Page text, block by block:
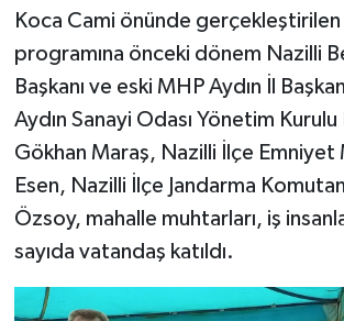
Koca Cami önünde gerçekleştirilen
programına önceki dönem Nazilli
Başkanı ve eski MHP Aydın İl
Aydın Sanayi Odası Yönetim Kurulu
Gökhan Maraş, Nazilli İlçe Emniyet
Esen, Nazilli İlçe Jandarma
Özsoy, mahalle muhtarları, iş
sayıda vatandaş katıldı.